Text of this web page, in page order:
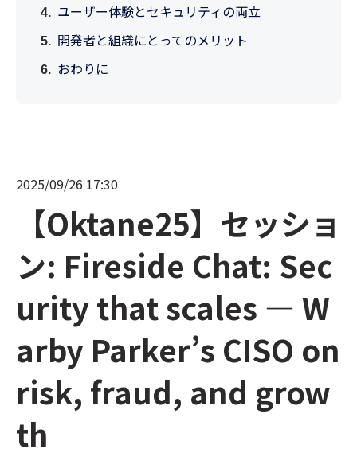
ユーザー体験とセキュリティの両立
開発者と組織にとってのメリット
おわりに
2025/09/26 17:30
【Oktane25】セッショ
ン: Fireside Chat: Sec
urity that scales — W
arby Parker’s CISO on
risk, fraud, and grow
th